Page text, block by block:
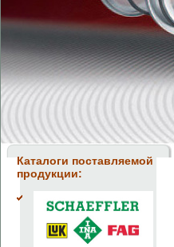
Каталоги поставляемой
продукции: